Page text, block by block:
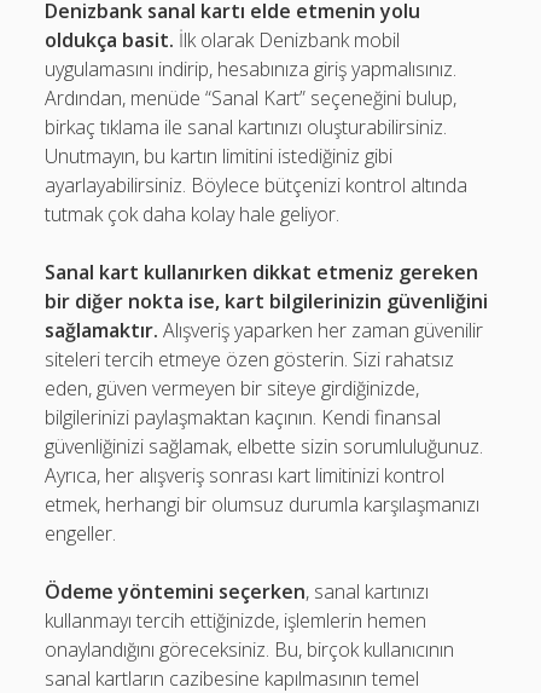
Denizbank sanal kartı elde etmenin yolu
oldukça basit. İlk olarak Denizbank mobil
uygulamasını indirip, hesabınıza giriş yapmalısınız.
Ardından, menüde “Sanal Kart” seçeneğini bulup,
birkaç tıklama ile sanal kartınızı oluşturabilirsiniz.
Unutmayın, bu kartın limitini istediğiniz gibi
ayarlayabilirsiniz. Böylece bütçenizi kontrol altında
tutmak çok daha kolay hale geliyor.
Sanal kart kullanırken dikkat etmeniz gereken
bir diğer nokta ise, kart bilgilerinizin güvenliğini
sağlamaktır. Alışveriş yaparken her zaman güvenilir
siteleri tercih etmeye özen gösterin. Sizi rahatsız
eden, güven vermeyen bir siteye girdiğinizde,
bilgilerinizi paylaşmaktan kaçının. Kendi finansal
güvenliğinizi sağlamak, elbette sizin sorumluluğunuz.
Ayrıca, her alışveriş sonrası kart limitinizi kontrol
etmek, herhangi bir olumsuz durumla karşılaşmanızı
engeller.
Ödeme yöntemini seçerken, sanal kartınızı
kullanmayı tercih ettiğinizde, işlemlerin hemen
onaylandığını göreceksiniz. Bu, birçok kullanıcının
sanal kartların cazibesine kapılmasının temel